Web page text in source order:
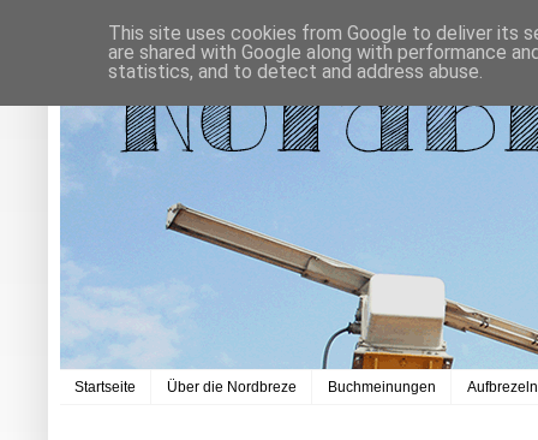
Startseite Über die Nordbreze Buchmeinungen
This site uses cookies from Google to deliver its
are shared with Google along with performance
statistics, and to detect and address abuse.